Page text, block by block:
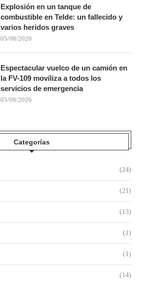
Explosión en un tanque de
combustible en Telde: un fallecido y
varios heridos graves
05/08/2026
Espectacular vuelco de un camión en
la FV-109 moviliza a todos los
servicios de emergencia
05/08/2026
Categorías
(24)
(21)
(13)
(1)
(1)
(14)